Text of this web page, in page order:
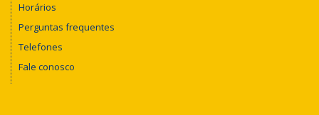
Horários
Perguntas frequentes
Telefones
Fale conosco